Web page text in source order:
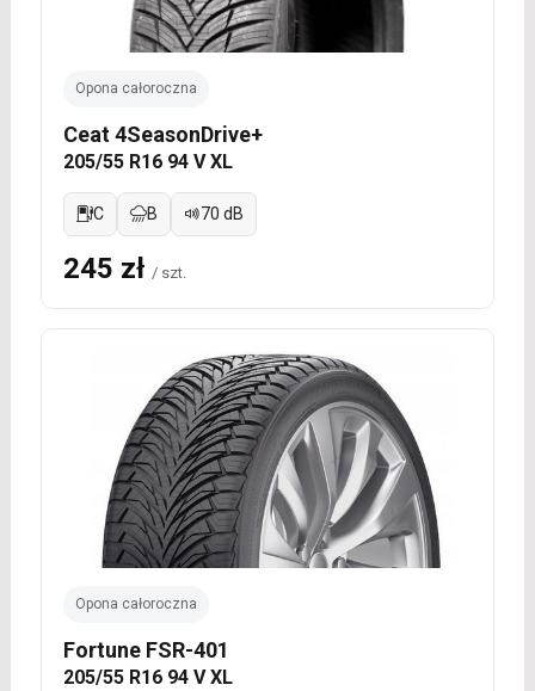
Opona całoroczna
Ceat 4SeasonDrive+
205/55 R16 94 V XL
C B 70 dB
245 zł / szt.
Opona całoroczna
Fortune FSR-401
205/55 R16 94 V XL